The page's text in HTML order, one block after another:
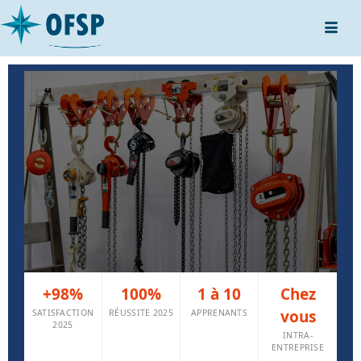
FormationLevage en
Sécurité
Élingage · Chef de manœuvre
+98%
SATISFACTION
2025
100%
RÉUSSITE 2025
1 à 10
APPRENANTS
Chez
vous
INTRA-
ENTREPRISE